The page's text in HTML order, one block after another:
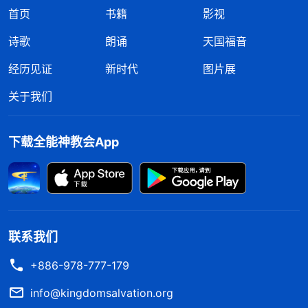
首页 书籍
影视
诗歌
朗诵
天国福音
经历见证
新时代
图片展
关于我们
下载全能神教会App
联系我们
+886-978-777-179
info@kingdomsalvation.org